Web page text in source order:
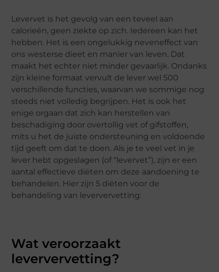
Levervet is het gevolg van een teveel aan
calorieën, geen ziekte op zich. Iedereen kan het
hebben. Het is een ongelukkig neveneffect van
ons westerse dieet en manier van leven. Dat
maakt het echter niet minder gevaarlijk. Ondanks
zijn kleine formaat vervult de lever wel 500
verschillende functies, waarvan we sommige nog
steeds niet volledig begrijpen. Het is ook het
enige orgaan dat zich kan herstellen van
beschadiging door overtollig vet of gifstoffen,
mits u het de juiste ondersteuning en voldoende
tijd geeft om dat te doen. Als je te veel vet in je
lever hebt opgeslagen (of “levervet”), zijn er een
aantal effectieve diëten om deze aandoening te
behandelen. Hier zijn 5 diëten voor de
behandeling van leververvetting:
Wat veroorzaakt
leververvetting?